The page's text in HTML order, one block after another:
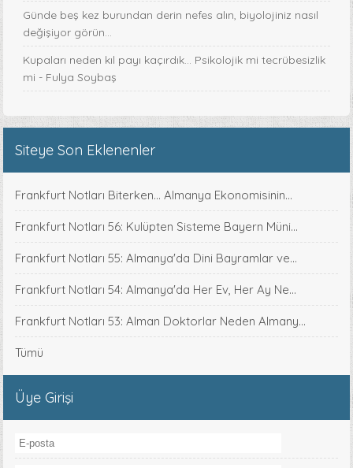
Günde beş kez burundan derin nefes alın, biyolojiniz nasıl
değişiyor görün...
Kupaları neden kıl payı kaçırdık… Psikolojik mi tecrübesizlik
mi - Fulya Soybaş
Siteye Son Eklenenler
Frankfurt Notları Biterken... Almanya Ekonomisinin...
Frankfurt Notları 56: Kulüpten Sisteme Bayern Müni...
Frankfurt Notları 55: Almanya'da Dini Bayramlar ve...
Frankfurt Notları 54: Almanya'da Her Ev, Her Ay Ne...
Frankfurt Notları 53: Alman Doktorlar Neden Almany...
Tümü
Üye Girişi